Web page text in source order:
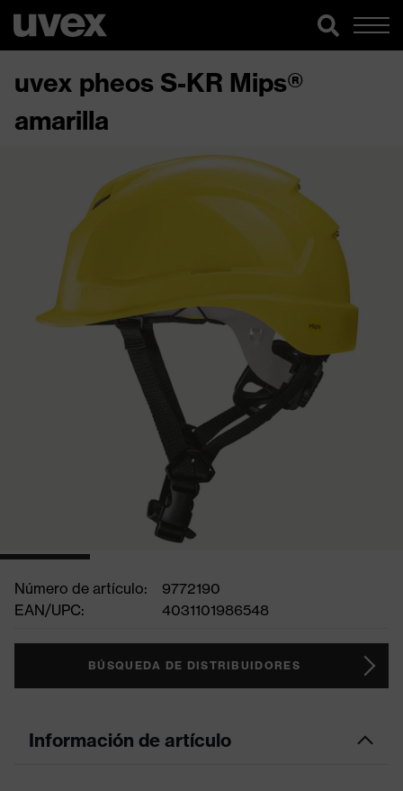
uvex pheos S-KR Mips®
amarilla
Número de artículo:
9772190
EAN/UPC:
4031101986548
BÚSQUEDA DE DISTRIBUIDORES
Información de artículo